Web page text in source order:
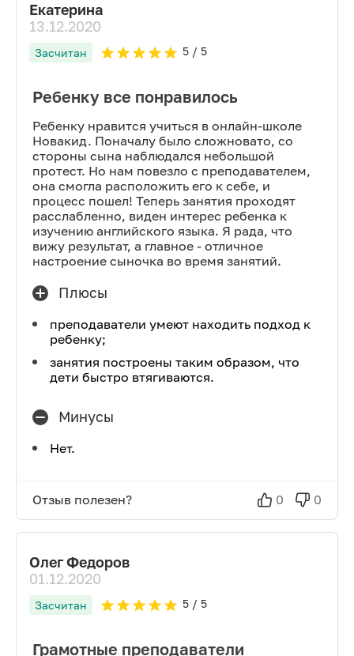
Екатерина
13.12.2020
Засчитан 5/ 5
Ребенку все понравилось
Ребенку нравится учиться в онлайн-школе
Новакид. Поначалу было сложновато, со
стороны сына наблюдался небольшой
протест. Но нам повезло с преподавателем,
она смогла расположить его к себе, и
процесс пошел! Теперь занятия проходят
расслабленно, виден интерес ребенка к
изучению английского языка. Я рада, что
вижу результат, а главное - отличное
настроение сыночка во время занятий.
Плюсы
преподаватели умеют находить подход к
ребенку;
занятия построены таким образом, что
дети быстро втягиваются.
Минусы
Нет.
Отзыв полезен? 0 0
Олег Федоров
01.12.2020
Засчитан 5/ 5
Грамотные преподаватели